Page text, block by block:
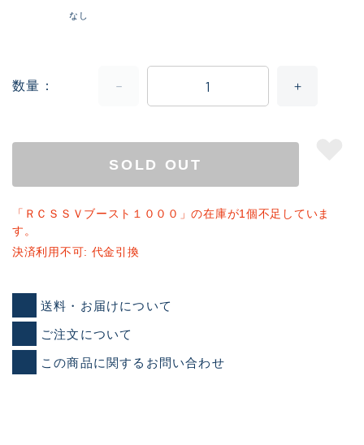
なし
数量
SOLD OUT
「ＲＣＳＳＶブースト１０００」の在庫が1個不足していま
す。
決済利用不可: 代金引換
送料・お届けについて
ご注文について
この商品に関するお問い合わせ